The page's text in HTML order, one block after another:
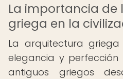
La importancia
griega en la
La arquitectura
elegancia y
antiguos griegos